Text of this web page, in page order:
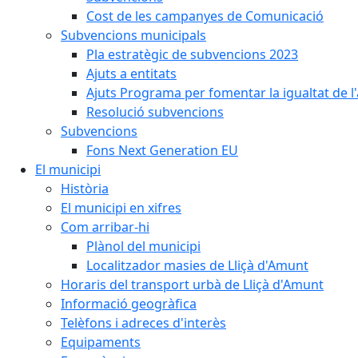
Cost de les campanyes de Comunicació
Subvencions municipals
Pla estratègic de subvencions 2023
Ajuts a entitats
Ajuts Programa per fomentar la igualtat de
Resolució subvencions
Subvencions
Fons Next Generation EU
El municipi
Història
El municipi en xifres
Com arribar-hi
Plànol del municipi
Localitzador masies de Lliçà d'Amunt
Horaris del transport urbà de Lliçà d'Amunt
Informació geogràfica
Telèfons i adreces d'interès
Equipaments